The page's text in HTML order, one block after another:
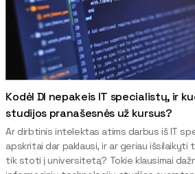
Kodėl DI nepakeis IT specialistų, ir
studijos pranašesnės už kursus?
Ar dirbtinis intelektas atims darbus iš IT
apskritai dar paklausi, ir ar geriau išsilaikyti
tik stoti į universitetą? Tokie klausimai